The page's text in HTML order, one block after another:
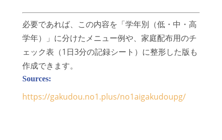
必要であれば、この内容を「学年別（低・中・高
学年）」に分けたメニュー例や、家庭配布用のチ
ェック表（1日3分の記録シート）に整形した版も
作成できます。
Sources:
https://gakudou.no1.plus/no1aigakudoupg/